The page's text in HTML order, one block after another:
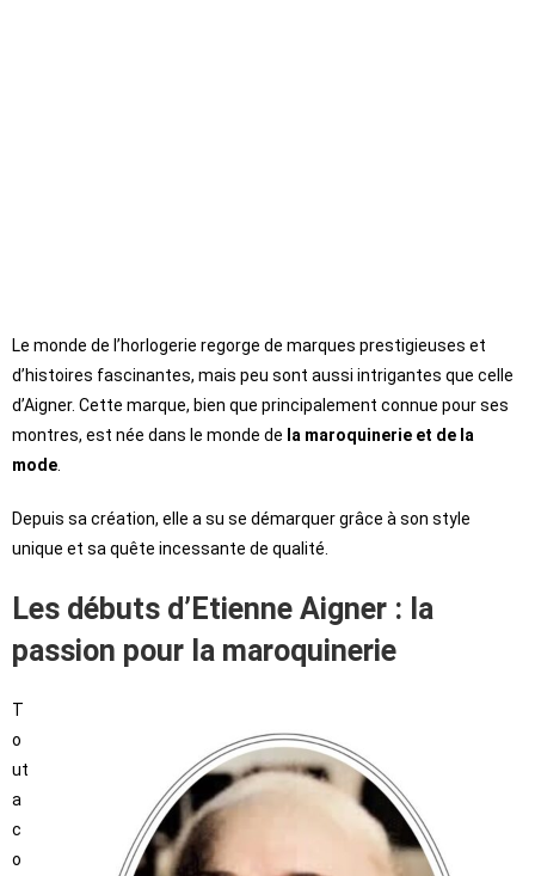
Le monde de l’horlogerie regorge de marques prestigieuses et
d’histoires fascinantes, mais peu sont aussi intrigantes que celle
d’Aigner. Cette marque, bien que principalement connue pour ses
montres, est née dans le monde de la maroquinerie et de la
mode
Depuis sa création, elle a su se démarquer grâce à son style
unique et sa quête incessante de qualité.
Les débuts d’Etienne Aigner : la
passion pour la maroquinerie
T
o
ut
a
c
o